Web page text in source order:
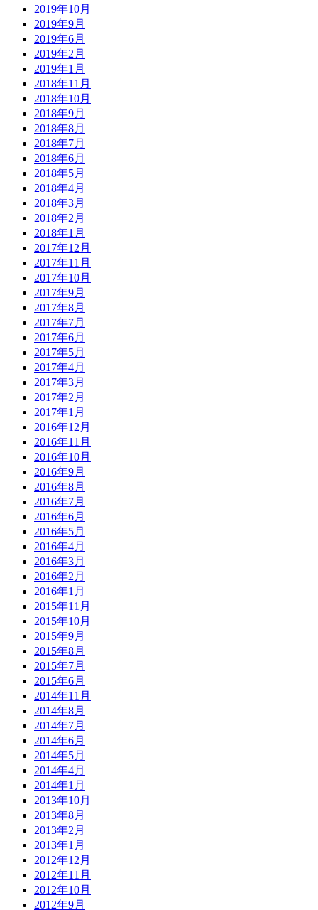
2019年10月
2019年9月
2019年6月
2019年2月
2019年1月
2018年11月
2018年10月
2018年9月
2018年8月
2018年7月
2018年6月
2018年5月
2018年4月
2018年3月
2018年2月
2018年1月
2017年12月
2017年11月
2017年10月
2017年9月
2017年8月
2017年7月
2017年6月
2017年5月
2017年4月
2017年3月
2017年2月
2017年1月
2016年12月
2016年11月
2016年10月
2016年9月
2016年8月
2016年7月
2016年6月
2016年5月
2016年4月
2016年3月
2016年2月
2016年1月
2015年11月
2015年10月
2015年9月
2015年8月
2015年7月
2015年6月
2014年11月
2014年8月
2014年7月
2014年6月
2014年5月
2014年4月
2014年1月
2013年10月
2013年8月
2013年2月
2013年1月
2012年12月
2012年11月
2012年10月
2012年9月